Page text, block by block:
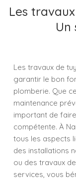
Les
Un
Les travaux de
garantir le bon
plomberie. Que
maintenance
important de
compétente. À
tous les aspects
des installations
ou des travaux
services, vous